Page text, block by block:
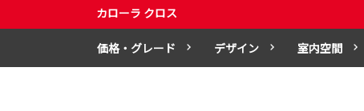
カローラ クロス
価格・グレード デザイン 室内空間